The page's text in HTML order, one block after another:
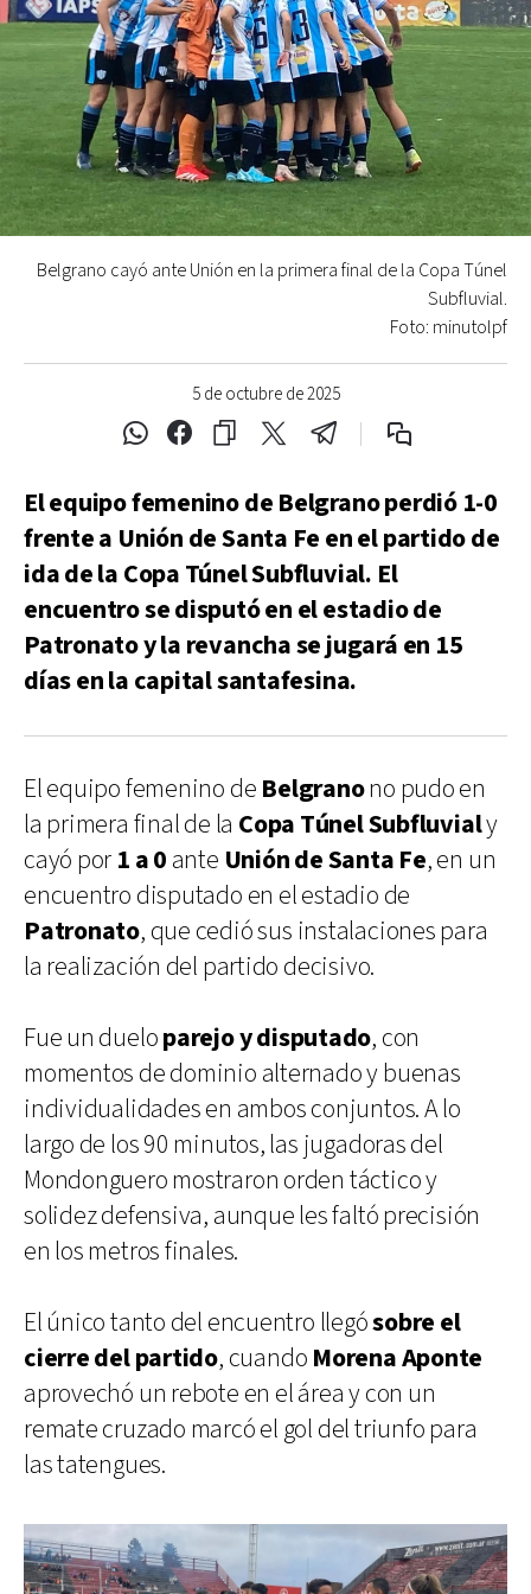
5 de octubre de 2025
Belgrano cayó ante Unión en la primera final de la Copa Túnel
Subfluvial.
Foto: minutolpf
El equipo femenino de Belgrano perdió 1-0
frente a Unión de Santa Fe en el partido de
ida de la Copa Túnel Subfluvial. El
encuentro se disputó en el estadio de
Patronato y la revancha se jugará en 15
días en la capital santafesina.
El equipo femenino de Belgranono pudo en
la primera final de la Copa Túnel Subfluvialy
cayó por 1 a 0 ante Unión de Santa Fe, en un
encuentro disputado en el estadio de
Patronato, que cedió sus instalaciones para
la realización del partido decisivo.
Fue un dueloparejo y disputado, con
momentos de dominio alternado y buenas
individualidades en ambos conjuntos. A lo
largo de los 90 minutos, las jugadoras del
Mondonguero mostraron orden táctico y
solidez defensiva, aunque les faltó precisión
en los metros finales.
El único tanto del encuentro llegósobre el
cierre del partido, cuando Morena Aponte
aprovechó un rebote en el área y con un
remate cruzado marcó el gol del triunfo para
las tatengues.